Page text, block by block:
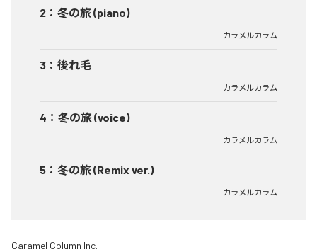
2 ： 冬の旅 (piano)
カラメルカラム
3 ： 後れ毛
カラメルカラム
4 ： 冬の旅 (voice)
カラメルカラム
5 ： 冬の旅 (Remix ver.)
カラメルカラム
Caramel Column Inc.